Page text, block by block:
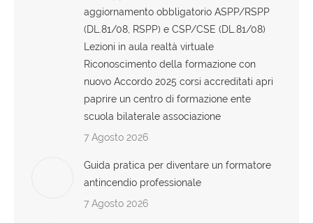
aggiornamento obbligatorio ASPP/RSPP
(DL.81/08, RSPP) e CSP/CSE (DL.81/08)
Lezioni in aula realtà virtuale
Riconoscimento della formazione con
nuovo Accordo 2025 corsi accreditati apri
paprire un centro di formazione ente
scuola bilaterale associazione
7 Agosto 2026
Guida pratica per diventare un formatore
antincendio professionale
7 Agosto 2026